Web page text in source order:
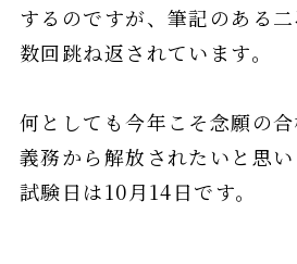
するのですが、筆記のある
数回跳ね返されています。
何としても今年こそ念願の
義務から解放されたいと思い
試験日は10月14日です。